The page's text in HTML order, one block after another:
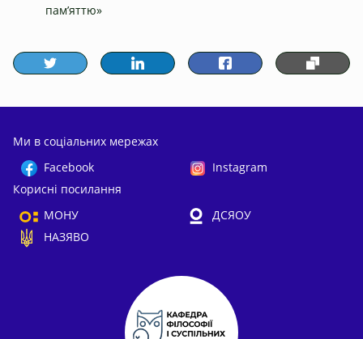
пам’яттю»
Ми в соціальних мережах
Facebook
Instagram
Корисні посилання
МОНУ
ДСЯОУ
НАЗЯВО